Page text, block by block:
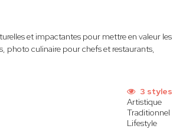
et impactantes pour mettre en valeur les
photo culinaire pour chefs et restaurants,
3 styles
Artistique
Traditionnel
Lifestyle